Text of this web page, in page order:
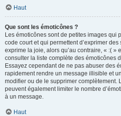
Haut
Que sont les émoticônes ?
Les émoticônes sont de petites images qui
code court et qui permettent d’exprimer
exprime la joie, alors qu’au contraire, « :( »
consulter la liste complète des émoticônes
Essayez cependant de ne pas abuser des
rapidement rendre un message illisible et
modifier ou de le supprimer complètement.
peuvent également limiter le nombre
à un message.
Haut